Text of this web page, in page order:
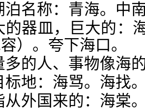
名称：青海。中
器皿，巨大的：
）。夸下海口。
的人、事物像海
地：海骂。海找
外国来的：海棠